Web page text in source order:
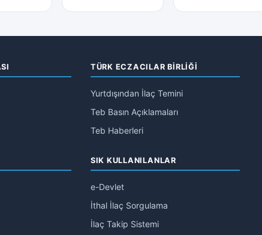
TÜRK ECZACILAR BİRLİĞİ
Yurtdışından İlaç Temini
Teb Basın Açıklamaları
Teb Haberleri
SIK KULLANILANLAR
e-Devlet
İthal İlaç Sorgulama
İlaç Takip Sistemi